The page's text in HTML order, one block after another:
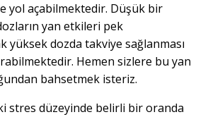
yol açabilmektedir. Düşük bir
yan etkileri pek
yüksek dozda takviye sağlanması
Hemen sizlere bu yan
bahsetmek isteriz.
stres düzeyinde belirli bir oranda